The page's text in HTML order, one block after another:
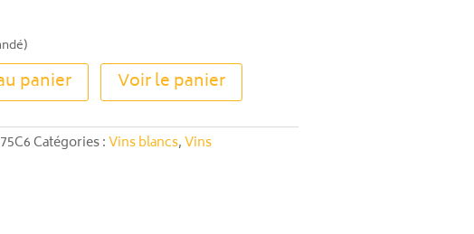
panier Voir le panier
A
e
Catégories :Vins blancs,Vins